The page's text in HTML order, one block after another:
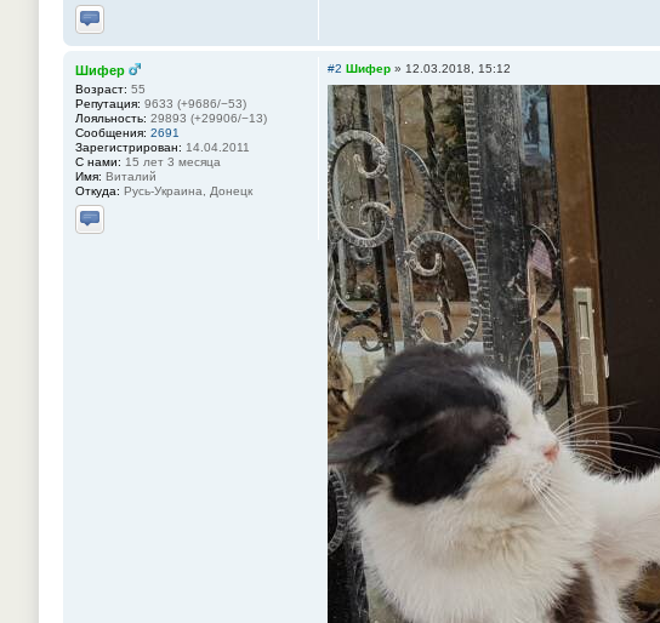
Отправить личное сообщение
Шифер
Возраст: 55
Репутация: 9633 (+9686/−53)
Лояльность: 29893 (+29906/−13)
Сообщения: 2691
Зарегистрирован: 14.04.2011
С нами: 15 лет 3 месяца
Имя: Виталий
Откуда: Русь-Украина, Донецк
Отправить личное сообщение
#2 Шифер » 12.03.2018, 15:12